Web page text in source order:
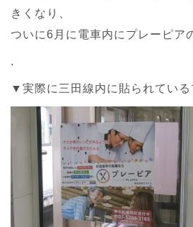
きくなり、
ついに6月に電車内にプレーピア
.
▼実際に三田線内に貼られてい